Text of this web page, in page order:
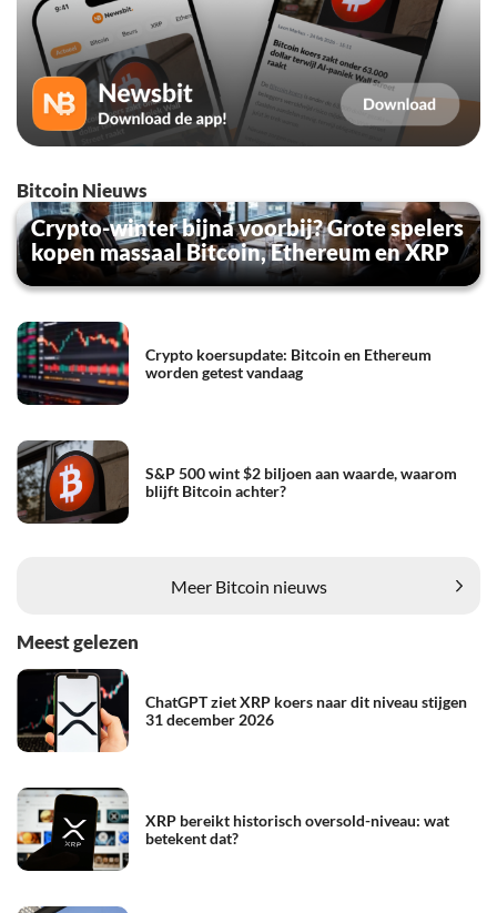
Bitcoin Nieuws
Crypto-winter bijna voorbij? Grote spelers
kopen massaal Bitcoin, Ethereum en XRP
Crypto koersupdate: Bitcoin en Ethereum
worden getest vandaag
S&P 500 wint $2 biljoen aan waarde, waarom
blijft Bitcoin achter?
Meer Bitcoin nieuws
Meest gelezen
ChatGPT ziet XRP koers naar dit niveau stijgen
31 december 2026
XRP bereikt historisch oversold-niveau: wat
betekent dat?